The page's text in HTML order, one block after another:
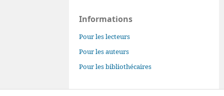
Informations
Pour les lecteurs
Pour les auteurs
Pour les bibliothécaires